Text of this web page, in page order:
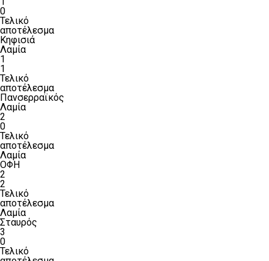
0
Τελικό
αποτέλεσμα
Κηφισιά
Λαμία
1
1
Τελικό
αποτέλεσμα
Πανσερραϊκός
Λαμία
2
0
Τελικό
αποτέλεσμα
Λαμία
ΟΦΗ
2
2
Τελικό
αποτέλεσμα
Λαμία
Σταυρός
3
0
Τελικό